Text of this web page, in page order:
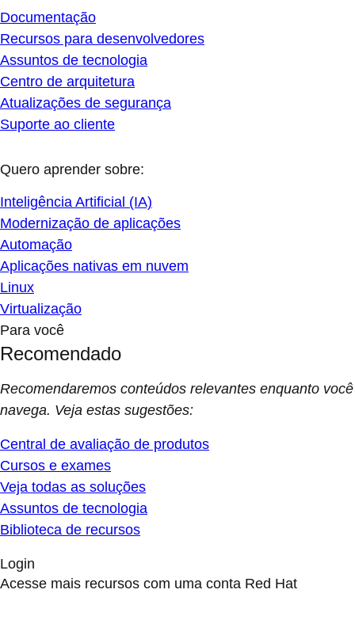
Documentação
Recursos para desenvolvedores
Assuntos de tecnologia
Centro de arquitetura
Atualizações de segurança
Suporte ao cliente
Quero aprender sobre:
Inteligência Artificial (IA)
Modernização de aplicações
Automação
Aplicações nativas em nuvem
Linux
Virtualização
Para você
Recomendado
Recomendaremos conteúdos relevantes enquanto você
navega. Veja estas sugestões:
Central de avaliação de produtos
Cursos e exames
Veja todas as soluções
Assuntos de tecnologia
Biblioteca de recursos
Login
Acesse mais recursos com uma conta Red Hat